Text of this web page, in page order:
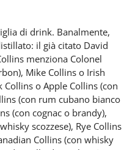
di drink. Banalmente,
il già citato David
menziona Colonel
Mike Collins o Irish
Collins o Apple Collins (con
(con rum cubano bianco
(con cognac o brandy),
scozzese), Rye Collins
Collins (con whisky